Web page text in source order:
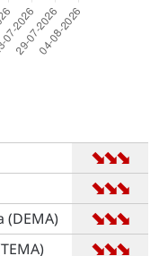
➡
➡
➡
➡
➡
➡
(DEMA) ➡
➡
➡
➡
➡
➡